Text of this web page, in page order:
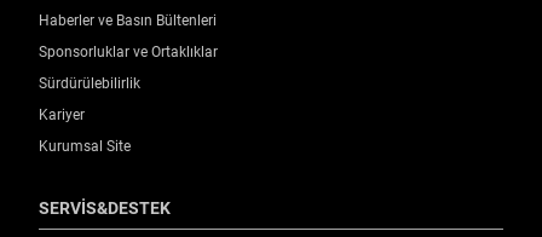
Haberler ve Basın Bültenleri
Sponsorluklar ve Ortaklıklar
Sürdürülebilirlik
Kariyer
Kurumsal Site
SERVİS&DESTEK